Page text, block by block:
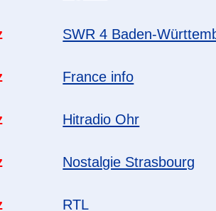
SWR 4 Baden-
France info
Hitradio Ohr
Nostalgie Strasbourg
RTL